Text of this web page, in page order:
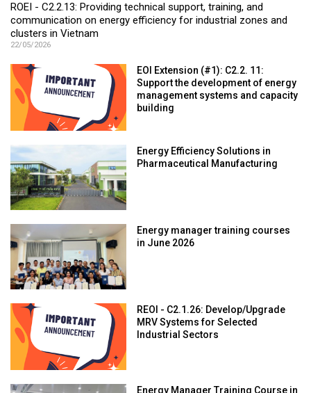
ROEI - C2.2.13: Providing technical support, training, and
communication on energy efficiency for industrial zones and
clusters in Vietnam
22/05/2026
EOI Extension (#1): C2.2. 11:
Support the development of energy
management systems and capacity
building
Energy Efficiency Solutions in
Pharmaceutical Manufacturing
Energy manager training courses
in June 2026
REOI - C2.1.26: Develop/Upgrade
MRV Systems for Selected
Industrial Sectors
Energy Manager Training Course in